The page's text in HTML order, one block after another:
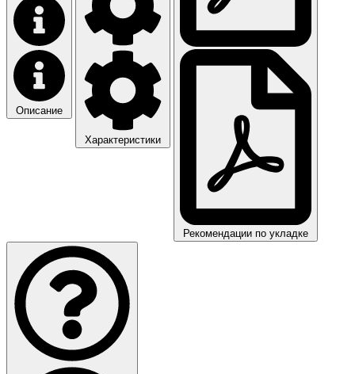
Описание
Характеристики
Рекомендации по укладке